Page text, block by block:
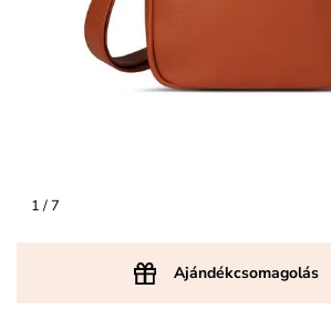
1/ 7
Ajándékcsomagolás